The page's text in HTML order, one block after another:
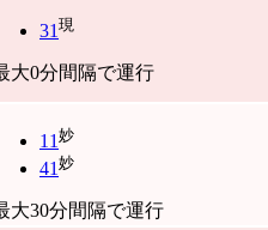
31 現
大0分間隔で運行
11 妙
41 妙
大30分間隔で運行